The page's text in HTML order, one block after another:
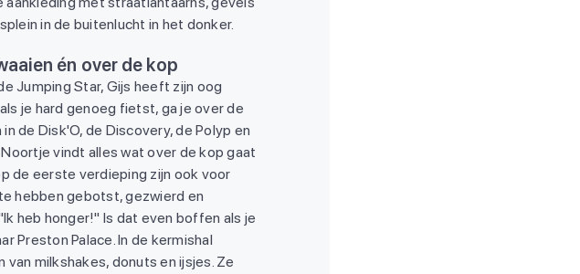
in de buitenlucht in het donker.
én over de kop
Jumping Star, Gijs heeft zijn oog
je hard genoeg fietst, ga je over de
de Disk'O, de Discovery, de Polyp en
vindt alles wat over de kop gaat
de eerste verdieping zijn ook voor
hebben gebotst, gezwierd en
heb honger!" Is dat even boffen als je
Preston Palace. In de kermishal
milkshakes, donuts en ijsjes. Ze